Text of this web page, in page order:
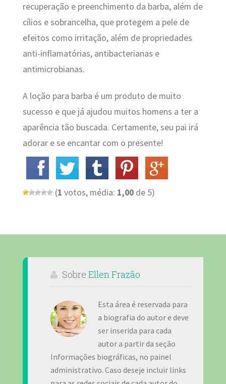
recuperação e preenchimento da barba, além de
cílios e sobrancelha, que protegem a pele de
efeitos como irritação, além de propriedades
anti-inflamatórias, antibacterianas e
antimicrobianas.
A loção para barba é um produto de muito
sucesso e que já ajudou muitos homens a ter a
aparência tão buscada. Certamente, seu pai irá
adorar e se encantar com o presente!
(1 votos, média: 1,00de 5)
Sobre Ellen Frazão
Esta área é reservada para
a biografia do autor e deve
ser inserida para cada
autor a partir da seção
Informações biográficas, no painel
administrativo. Caso deseje incluir links